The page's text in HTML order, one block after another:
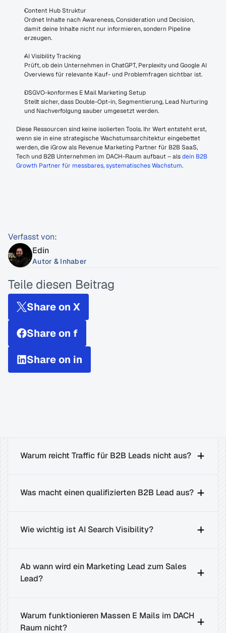
Content Hub Struktur
Ordnet Inhalte nach Awareness, Consideration und Decision,
damit deine Inhalte nicht nur informieren, sondern Pipeline
erzeugen.
AI Visibility Tracking
Prüft, ob dein Unternehmen in ChatGPT, Perplexity und Google AI
Overviews für relevante Kauf- und Problemfragen sichtbar ist.
DSGVO-konformes E Mail Marketing Setup
Stellt sicher, dass Double-Opt-in, Segmentierung, Lead Nurturing
und Nachverfolgung sauber umgesetzt werden.
Diese Ressourcen sind keine isolierten Tools. Ihr Wert entsteht erst,
wenn sie in eine strategische Wachstumsarchitektur eingebettet
werden, die iGrow als Revenue Marketing Partner für B2B SaaS,
Tech und B2B Unternehmen im DACH-Raum aufbaut – als dein B2B
Growth Partner für messbares, systematisches Wachstum.
Verfasst von:
Edin
Autor & Inhaber
Teile diesen Beitrag
Share on X
Share on f
Share on in
Warum reicht Traffic für B2B Leads nicht aus?
Was macht einen qualifizierten B2B Lead aus?
Wie wichtig ist AI Search Visibility?
Ab wann wird ein Marketing Lead zum Sales
Lead?
Warum funktionieren Massen E Mails im DACH
Raum nicht?